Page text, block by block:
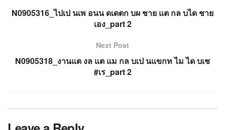
N0905316_ไปเป นเพ อนน ดเดตก บผ ชาย แต กล บได ชาย
เอง_part 2
Next Post
N0905318_งานแต งล แต แม กล บเป นแขกท ไม ได บเช
#เร_part 2